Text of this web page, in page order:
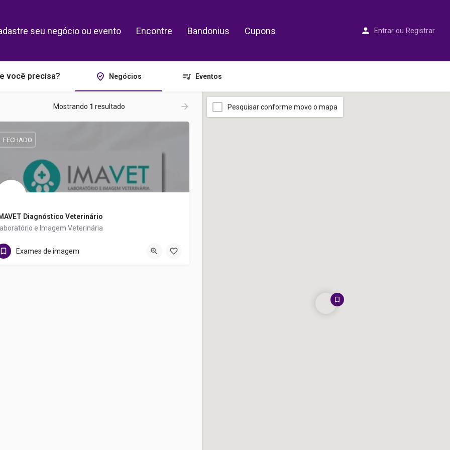
seu negócio ou evento Encontre Bandonius Cupons Entrar ou Registrar
você precisa? Negócios Eventos
Mostrando 1 resultado
Diagnóstico Veterinário
e Imagem Veterinária
(82) 9.9192-7436
FECHADO
Exames de imagem
Pesquisar conforme movo o mapa